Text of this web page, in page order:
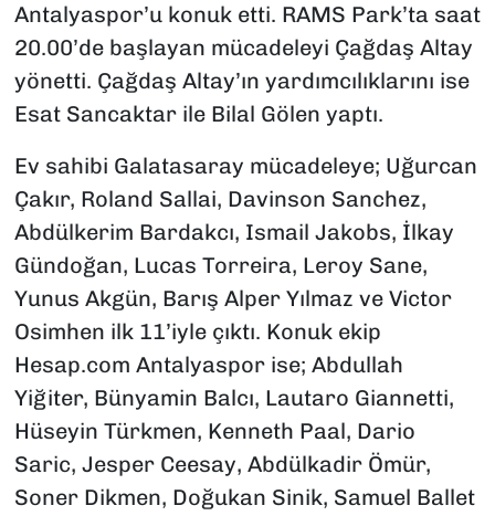
Antalyaspor’u konuk etti. RAMS Park’ta saat
20.00’de başlayan mücadeleyi Çağdaş Altay
yönetti. Çağdaş Altay’ın yardımcılıklarını ise
Esat Sancaktar ile Bilal Gölen yaptı.
Ev sahibi Galatasaray mücadeleye; Uğurcan
Çakır, Roland Sallai, Davinson Sanchez,
Abdülkerim Bardakcı, Ismail Jakobs, İlkay
Gündoğan, Lucas Torreira, Leroy Sane,
Yunus Akgün, Barış Alper Yılmaz ve Victor
Osimhen ilk 11’iyle çıktı. Konuk ekip
Hesap.com Antalyaspor ise; Abdullah
Yiğiter, Bünyamin Balcı, Lautaro Giannetti,
Hüseyin Türkmen, Kenneth Paal, Dario
Saric, Jesper Ceesay, Abdülkadir Ömür,
Soner Dikmen, Doğukan Sinik, Samuel Ballet